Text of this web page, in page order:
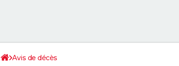
Avis de décès